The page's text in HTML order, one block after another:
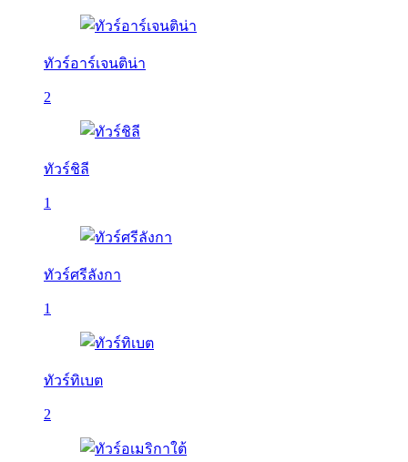
ทัวร์อาร์เจนติน่า
2
ทัวร์ชิลี
1
ทัวร์ศรีลังกา
1
ทัวร์ทิเบต
2